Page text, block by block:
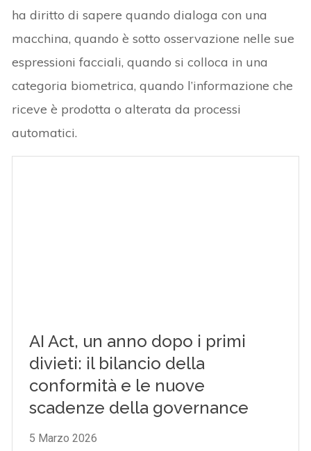
ha diritto di sapere quando dialoga con una
macchina, quando è sotto osservazione nelle sue
espressioni facciali, quando si colloca in una
categoria biometrica, quando l’informazione che
riceve è prodotta o alterata da processi
automatici.